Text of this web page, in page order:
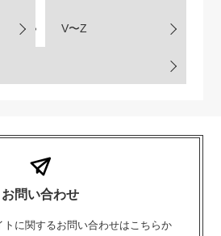
V〜Z
お問い合わせ
に関するお問い合わせはこちらか